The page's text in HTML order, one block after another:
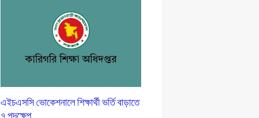
এইচএসসি ভোকেশনালে শিক্ষার্থী ভর্তি বাড়াতে
৭ পদক্ষেপ